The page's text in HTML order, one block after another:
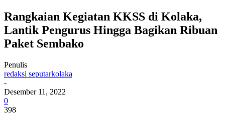
Rangkaian Kegiatan KKSS di Kolaka,
Lantik Pengurus Hingga Bagikan Ribuan
Paket Sembako
Penulis
redaksi seputarkolaka
-
Desember 11, 2022
0
398